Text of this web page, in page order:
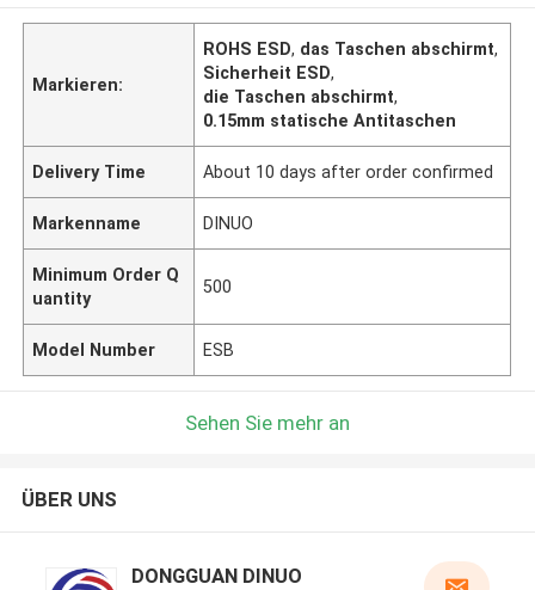
Markieren:
ROHS ESD, das Taschen abschirmt,
Sicherheit ESD,
die Taschen abschirmt,
0.15mm statische Antitaschen
Delivery Time About 10 days after order confirmed
Markenname DINUO
Minimum Order Q
uantity
500
Model Number ESB
Sehen Sie mehr an
ÜBER UNS
DONGGUAN DINUO